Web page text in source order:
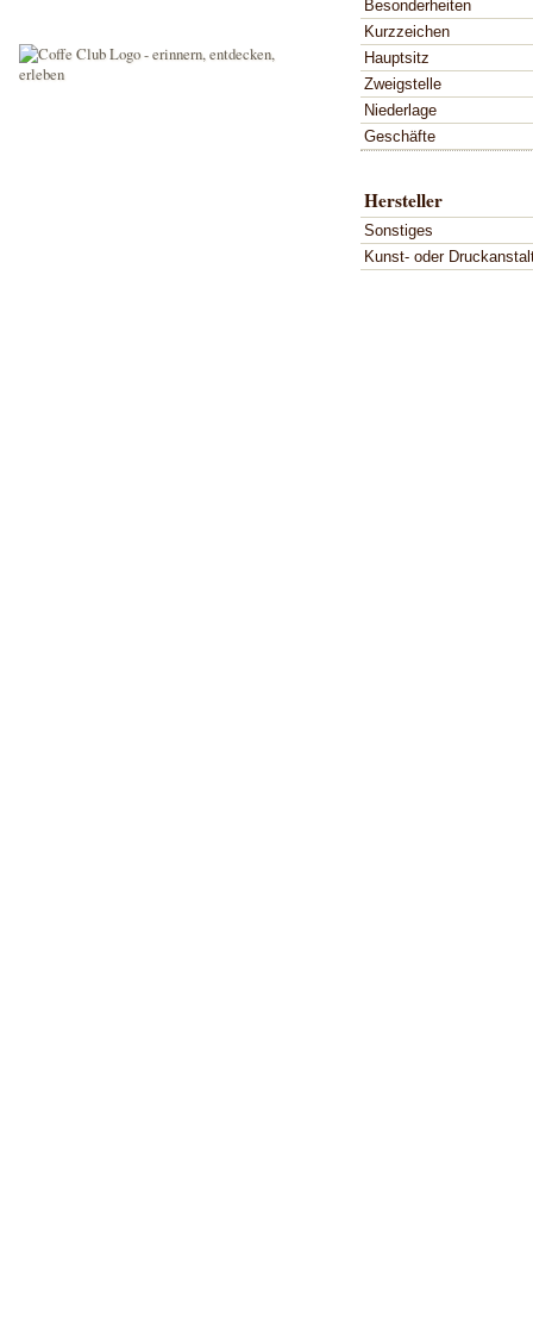
Besonderheiten
Kurzzeichen
Hauptsitz
Zweigstelle
Niederlage
Geschäfte
Hersteller
Sonstiges
Kunst- oder